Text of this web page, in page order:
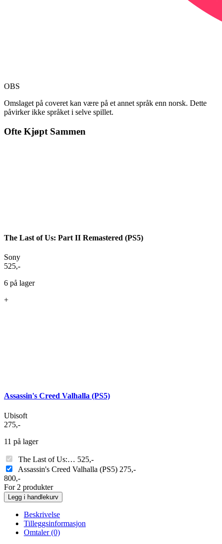
OBS
Omslaget på coveret kan være på et annet språk enn norsk. Dette
påvirker ikke språket i selve spillet.
Ofte Kjøpt Sammen
The Last of Us: Part II Remastered (PS5)
Sony
525,-
6 på lager
+
Assassin's Creed Valhalla (PS5)
Ubisoft
275,-
11 på lager
The Last of Us:… 525,-
Assassin's Creed Valhalla (PS5) 275,-
800,-
For 2 produkter
Legg i handlekurv
Beskrivelse
Tilleggsinformasjon
Omtaler (0)